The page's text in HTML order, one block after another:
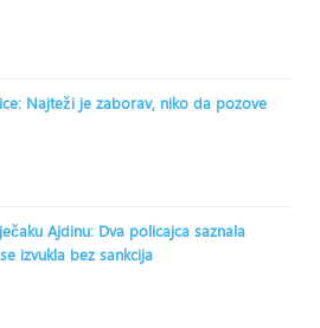
Najteži je zaborav, niko da pozove
Ajdinu: Dva policajca saznala
izvukla bez sankcija